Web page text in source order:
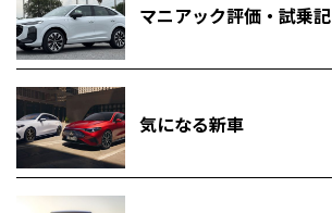
マニアック評価・試乗記
気になる新車